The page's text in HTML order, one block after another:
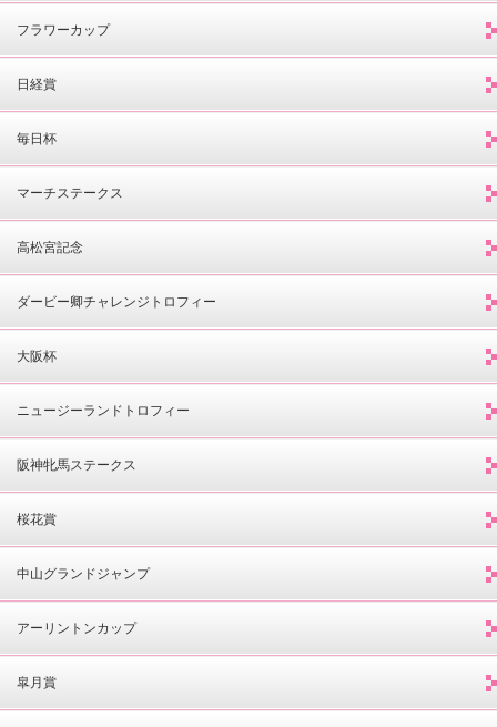
フラワーカップ
日経賞
毎日杯
マーチステークス
高松宮記念
ダービー卿チャレンジトロフィー
大阪杯
ニュージーランドトロフィー
阪神牝馬ステークス
桜花賞
中山グランドジャンプ
アーリントンカップ
皐月賞